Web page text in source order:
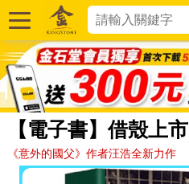
【電子書】借殼上市
《意外的國父》作者汪浩全新力作